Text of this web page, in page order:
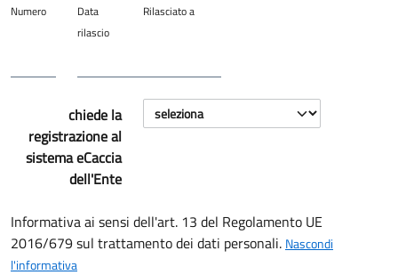
Numero
Data
rilascio
Rilasciato a
chiede la
registrazione al
sistema eCaccia
dell'Ente
Informativa ai sensi dell'art. 13 del Regolamento UE
2016/679 sul trattamento dei dati personali. Nascondi
l'informativa